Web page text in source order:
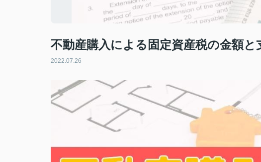
不動産購入による固定資産税の金額
2022.07.26